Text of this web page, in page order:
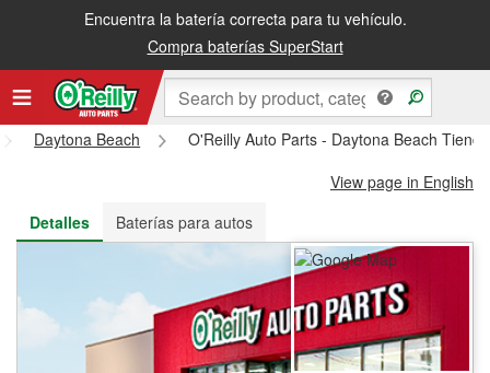
Encuentra la batería correcta para tu vehículo.
Compra baterías SuperStart
Recibe tu orden gratis al día siguiente o recógela en la tienda
Daytona Beach
O'Reilly Auto Parts - Daytona Beach
View page in English
Detalles
Baterías para autos